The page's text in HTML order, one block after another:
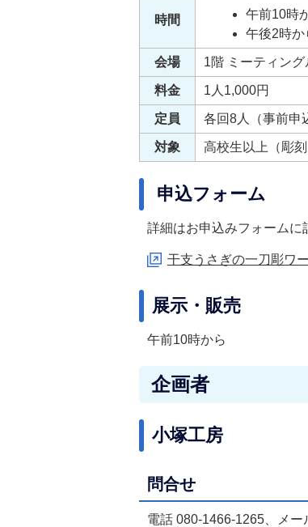
時間
午前10時
午後2時か
会場 1階 ミーティング
料金 1人1,000円
定員 各回8人（事前申
対象 高校生以上（彫
申込フォーム
詳細はお申込みフォームに
干支うさぎの一刀彫ワ
展示・販売
午前10時から
企画者
小塚工房
問合せ
電話 080-1466-1265、メ